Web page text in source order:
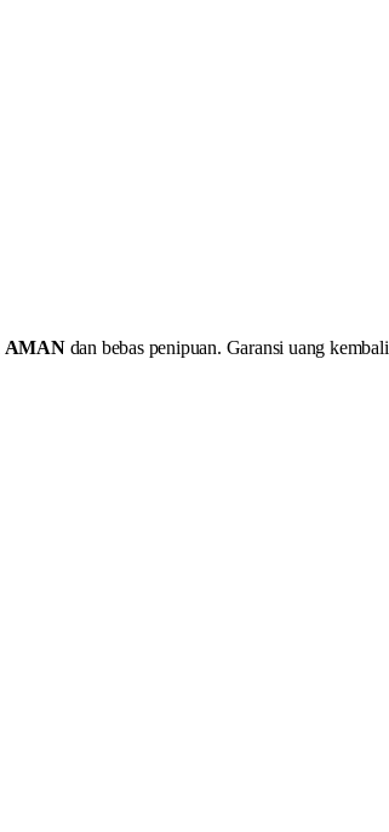
AMANdan bebas penipuan. Garansi uang kembali